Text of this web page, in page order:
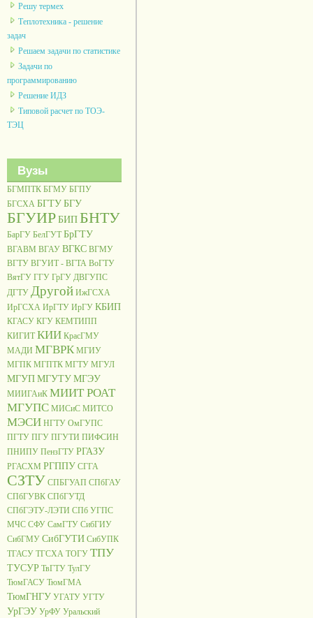
Решу термех
Теплотехника - решение
задач
Решаем задачи по статистике
Задачи по
программированию
Решение ИДЗ
Типовой расчет по ТОЭ-
ТЭЦ
Вузы
БГМПТК БГМУ БГПУ
БГСХА БГТУБГУ
БГУИРБИПБНТУ
БарГУ БелГУТ БрГТУ
ВГАВМ ВГАУ ВГКС ВГМУ
ВГТУ ВГУИТ - ВГТА ВоГТУ
ВятГУ ГГУ ГрГУ ДВГУПС
ДГТУ Другой ИжГСХА
ИрГСХА ИрГТУ ИрГУ КБИП
КГАСУ КГУ КЕМТИПП
КИГИТ КИИ КрасГМУ
МАДИ МГВРК МГИУ
МГПК МГПТК МГТУ МГУЛ
МГУПМГУТУМГЭУ
МИИГАиК МИИТ РОАТ
МГУПС МИСиС МИТСО
МЭСИ НГТУ ОмГУПС
ПГТУ ПГУ ПГУТИ ПИФСИН
ПНИПУ ПензГТУ РГАЗУ
РГАСХМ РГППУ СГГА
СЗТУ СПБГУАП СПбГАУ
СПбГУВК СПбГУТД
СПбГЭТУ-ЛЭТИ СПб УГПС
МЧС СФУ СамГТУ СибГИУ
СибГМУ СибГУТИ СибУПК
ТГАСУ ТГСХА ТОГУ ТПУ
ТУСУР ТвГТУ ТулГУ
ТюмГАСУ ТюмГМА
ТюмГНГУ УГАТУ УГТУ
УрГЭУ УрФУ Уральский